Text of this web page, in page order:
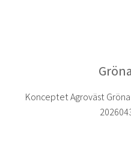
Konceptet Agroväst